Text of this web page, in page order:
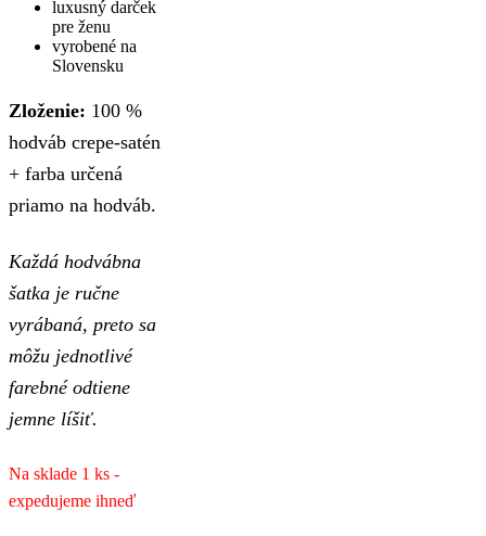
luxusný darček
pre ženu
vyrobené na
Slovensku
Zloženie: 100 %
hodváb crepe-satén
+ farba určená
priamo na hodváb.
Každá hodvábna
šatka je ručne
vyrábaná, preto sa
môžu jednotlivé
farebné odtiene
jemne líšiť.
Na sklade 1 ks -
expedujeme ihneď